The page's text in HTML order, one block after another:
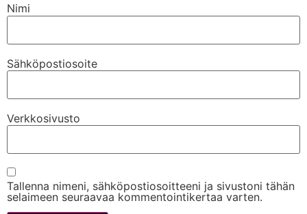
Nimi
Sähköpostiosoite
Verkkosivusto
Tallenna nimeni, sähköpostiosoitteeni ja sivustoni tähän
selaimeen seuraavaa kommentointikertaa varten.